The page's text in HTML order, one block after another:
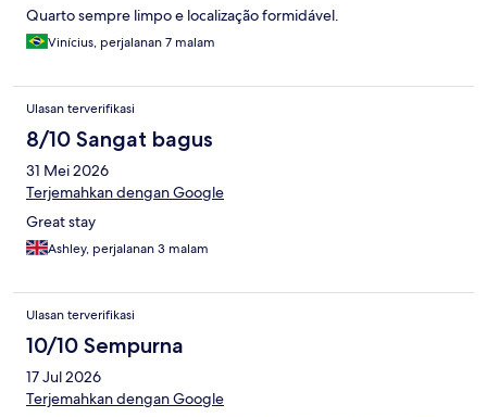
Quarto sempre limpo e localização formidável.
Vinícius, perjalanan 7 malam
Ulasan terverifikasi
8/10 Sangat bagus
31 Mei 2026
Terjemahkan dengan Google
Great stay
Ashley, perjalanan 3 malam
Ulasan terverifikasi
10/10 Sempurna
17 Jul 2026
Terjemahkan dengan Google